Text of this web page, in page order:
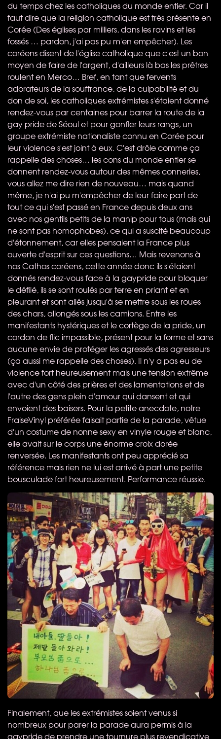
du temps chez les catholiques du monde entier. Car il
faut dire que la religion catholique est très présente en
Corée (Des églises par milliers, dans les ravins et les
fossés … pardon, j'ai pas pu m'en empêcher). Les
coréens disent de l'église catholique que c'est un bon
moyen de faire de l'argent, d'ailleurs là bas les prêtres
roulent en Merco… Bref, en tant que fervents
adorateurs de la souffrance, de la culpabilité et du
don de soi, les catholiques extrémistes s'étaient donné
rendez-vous par centaines pour barrer la route de la
gay pride de Séoul et pour gonfler leurs rangs, un
groupe extrémiste nationaliste connu en Corée pour
leur violence s'est joint à eux. C'est drôle comme ça
rappelle des choses… les cons du monde entier se
donnent rendez-vous autour des mêmes conneries,
vous allez me dire rien de nouveau… mais quand
même, je n'ai pu m'empêcher de leur faire part de
tout ce qui s'est passé en France depuis deux ans
avec nos gentils petits de la manip pour tous (mais qui
ne sont pas homophobes), ce qui a suscité beaucoup
d'étonnement, car elles pensaient la France plus
ouverte d'esprit sur ces questions… Mais revenons à
nos Cathos coréens, cette année donc ils s'étaient
donnés rendez-vous face à la gaypride pour bloquer
le défilé, ils se sont roulés par terre en priant et en
pleurant et sont allés jusqu'à se mettre sous les roues
des chars, allongés sous les camions. Entre les
manifestants hystériques et le cortège de la pride, un
cordon de flic impassible, présent pour la forme et sans
aucune envie de protéger les agressés des agresseurs
(ça aussi me rappelle des choses). Il n'y a pas eu de
violence fort heureusement mais une tension extrême
avec d'un côté des prières et des lamentations et de
l'autre des gens plein d'amour qui dansent et qui
envoient des baisers. Pour la petite anecdote, notre
FraiseVinyl préférée faisait partie de la parade, vêtue
d'un costume de nonne sexy en vinyle rouge et blanc,
elle avait sur le corps une énorme croix dorée
renversée. Les manifestants ont peu apprécié sa
référence mais rien ne lui est arrivé à part une petite
bousculade fort heureusement. Performance réussie.
Finalement, que les extrémistes soient venus si
nombreux pour parer la parade aura permis à la
gaypride de prendre une tournure plus revendicative